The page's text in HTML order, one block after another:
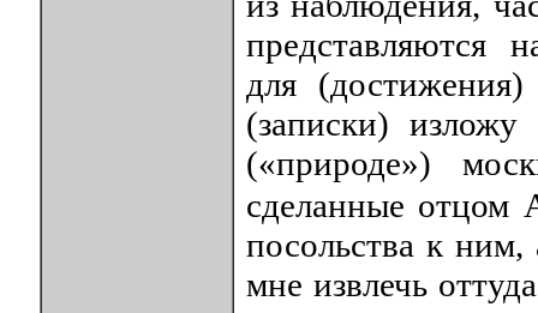
представляются
для
(записки) изложу
(«природе»)
сделанные
посольства к
мне извлечь